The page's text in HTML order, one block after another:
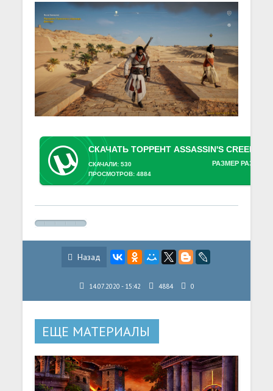
РАЗМЕР
СКАЧАЛИ: 530
ПРОСМОТРОВ: 4884
Назад
14.07.2020 - 15:42 4884 0
ЕЩЕ МАТЕРИАЛЫ